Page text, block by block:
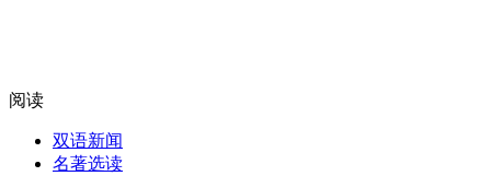
阅读
双语新闻
名著选读